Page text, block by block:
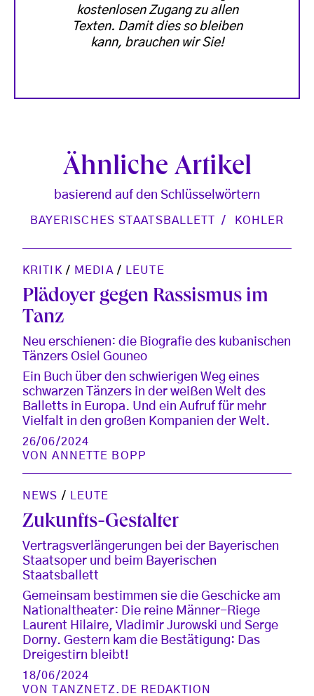
kostenlosen Zugang zu allen
Texten. Damit dies so bleiben
kann, brauchen wir Sie!
Ähnliche Artikel
basierend auf den Schlüsselwörtern
BAYERISCHES STAATSBALLETT KOHLER
KRITIK / MEDIA / LEUTE
Plädoyer gegen Rassismus im
Tanz
Neu erschienen: die Biografie des kubanischen
Tänzers Osiel Gouneo
Ein Buch über den schwierigen Weg eines
schwarzen Tänzers in der weißen Welt des
Balletts in Europa. Und ein Aufruf für mehr
Vielfalt in den großen Kompanien der Welt.
26/06/2024
VONANNETTE BOPP
NEWS / LEUTE
Zukunfts-Gestalter
Vertragsverlängerungen bei der Bayerischen
Staatsoper und beim Bayerischen
Staatsballett
Gemeinsam bestimmen sie die Geschicke am
Nationaltheater: Die reine Männer-Riege
Laurent Hilaire, Vladimir Jurowski und Serge
Dorny. Gestern kam die Bestätigung: Das
Dreigestirn bleibt!
18/06/2024
VON
TANZNETZ.DE REDAKTION